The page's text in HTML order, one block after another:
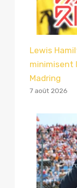
Lewis
minimisent
Madring
7 août 2026